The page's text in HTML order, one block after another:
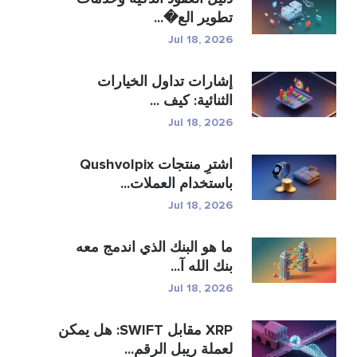
تطوير الع�...
Jul 18, 2026
إشارات تداول الخيارات
الثنائية: كيف ...
Jul 18, 2026
اشترِ منتجات Qushvolpix
باستخدام العملات...
Jul 18, 2026
ما هو البنك الذي اندمج معه
بنك الله آ...
Jul 18, 2026
XRP مقابل SWIFT: هل يمكن
لعملة ريبل الرقم...